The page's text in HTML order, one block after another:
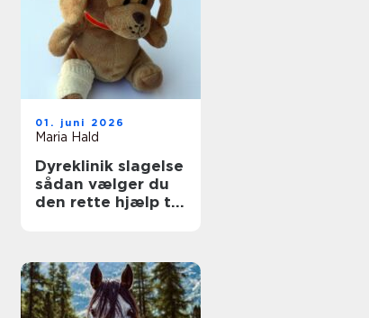
01. juni 2026
Maria Hald
Dyreklinik slagelse
sådan vælger du
den rette hjælp til